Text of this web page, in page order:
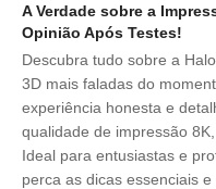
A Verdade sobre a
Opinião Após Testes!
Descubra tudo sobre a
3D mais faladas do
experiência honesta e
qualidade de impressão
Ideal para entusiastas e
perca as dicas essenciais